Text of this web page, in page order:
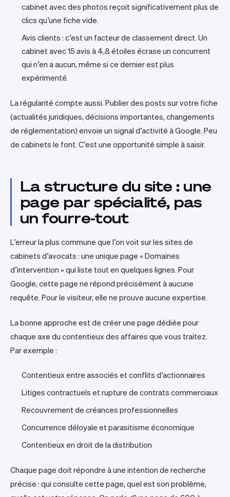
cabinet avec des photos reçoit significativement plus de
clics qu’une fiche vide.
Avis clients : c’est un facteur de classement direct. Un
cabinet avec 15 avis à 4,8 étoiles écrase un concurrent
qui n’en a aucun, même si ce dernier est plus
expérimenté.
La régularité compte aussi. Publier des posts sur votre fiche
(actualités juridiques, décisions importantes, changements
de réglementation) envoie un signal d’activité à Google. Peu
de cabinets le font. C’est une opportunité simple à saisir.
La structure du site : une
page par spécialité, pas
un fourre-tout
L’erreur la plus commune que l’on voit sur les sites de
cabinets d’avocats : une unique page « Domaines
d’intervention » qui liste tout en quelques lignes. Pour
Google, cette page ne répond précisément à aucune
requête. Pour le visiteur, elle ne prouve aucune expertise.
La bonne approche est de créer une page dédiée pour
chaque axe du contentieux des affaires que vous traitez.
Par exemple :
Contentieux entre associés et conflits d’actionnaires
Litiges contractuels et rupture de contrats commerciaux
Recouvrement de créances professionnelles
Concurrence déloyale et parasitisme économique
Contentieux en droit de la distribution
Chaque page doit répondre à une intention de recherche
précise : qui consulte cette page, quel est son problème,